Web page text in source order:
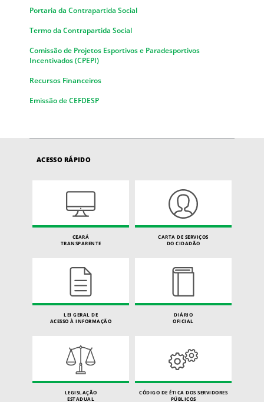
Portaria da Contrapartida Social
Termo da Contrapartida Social
Comissão de Projetos Esportivos e Paradesportivos
Incentivados (CPEPI)
Recursos Financeiros
Emissão de CEFDESP
ACESSO RÁPIDO
CEARÁ
TRANSPARENTE
CARTA DE SERVIÇOS
DO CIDADÃO
LEI GERAL DE
ACESSO À INFORMAÇÃO
DIÁRIO
OFICIAL
LEGISLAÇÃO
ESTADUAL
CÓDIGO DE ÉTICA DOS SERVIDORES
PÚBLICOS